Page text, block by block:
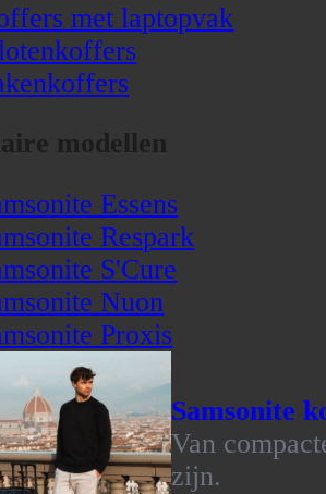
met laptopvak
modellen
Essens
Respark
S'Cure
Nuon
Proxis
Samsonite
Van
zijn.